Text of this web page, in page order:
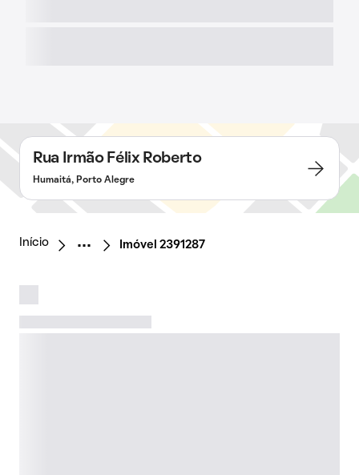
Rua Irmão Félix Roberto
Humaitá, Porto Alegre
Início Imóvel 2391287